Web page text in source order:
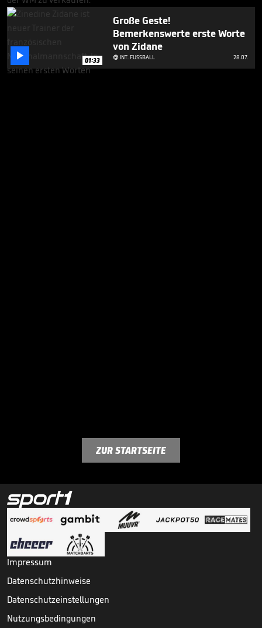
 01:33
Große Geste!
Bemerkenswerte erste Worte
von Zidane
INT. FUSSBALL 28.07.
ZUR STARTSEITE
Impressum
Datenschutzhinweise
Datenschutzeinstellungen
Nutzungsbedingungen